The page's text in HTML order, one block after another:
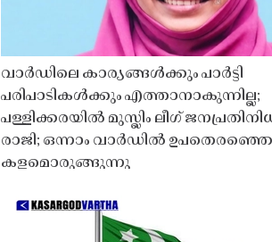
വാർഡിലെ കാര്യങ്ങൾക്കും പാർട്ടി
പരിപാടികൾക്കും എത്താനാകുന്നില്ല;
പള്ളിക്കരയിൽ മുസ്ലിം ലീഗ്
രാജി; ഒന്നാം വാർഡിൽ
കളമൊരുങ്ങുന്നു